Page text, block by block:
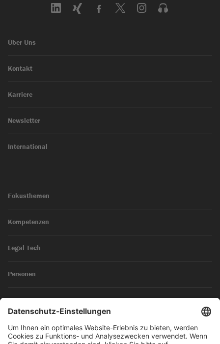
Über Uns
Kontakt
Karriere
Newsletter
International
Fokusthemen
Kompetenzen
Legal Tech
Personen
News